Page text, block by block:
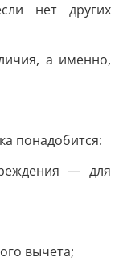
нет других
а именно,
понадобится:
— для
вычета;